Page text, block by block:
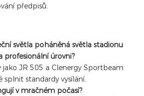
předpisů.
světla poháněná světla stadionu
úrovni?
jako JR 505 a Clenergy Sportbeam
splnit standardy vysílání.
v mračném počasí?